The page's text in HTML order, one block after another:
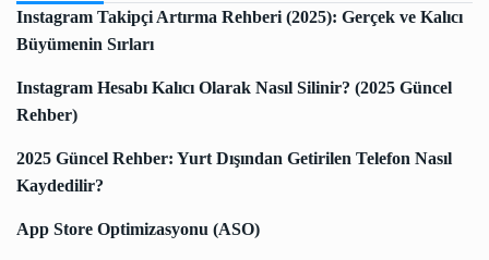
Instagram Takipçi Artırma Rehberi (2025): Gerçek ve Kalıcı
Büyümenin Sırları
Instagram Hesabı Kalıcı Olarak Nasıl Silinir? (2025 Güncel
Rehber)
2025 Güncel Rehber: Yurt Dışından Getirilen Telefon Nasıl
Kaydedilir?
App Store Optimizasyonu (ASO)